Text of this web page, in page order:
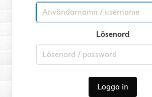
Lösenord
Logga in